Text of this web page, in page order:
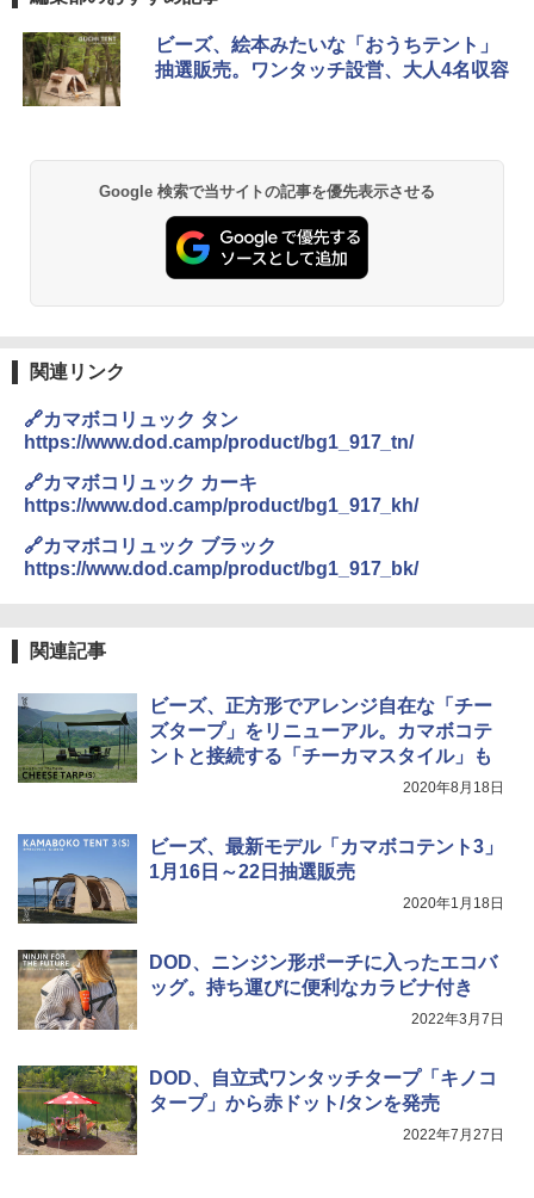
DEWEL パラソル 大型 ビーチ アウトドアパ
ラソル ガーデン サイトシート付 折りたたみ
防水 UVカット 4段階高さ調整 軽量 収納袋付
-08EX カーキ ソロキャンプ ポリエステル フ
レーム テント
￥2,980
ニューエラ New Era キャップ メッシュキャ
ップ 9FORTY AFrame 15226380 NER37C00
94 ストーン ニューエラキャップ 9FORTYA
サーフライダーファウンデーション Surfride
￥4,400
熊撃退スプレー 熊よけスプレー 熊スプレー
【日本企業販売】超強力クマ対策スプレー 30
付き ヒグマ・イノシシ対策 自治体・教育機
関の購入実績 登山・キャンプ・アウトドア・
￥3,680
ビーズ、絵本みたいな「おうちテント」
抽選販売。ワンタッチ設営、大人4名収容
Google 検索で当サイトの記事を優先表示させる
関連リンク
🔗カマボコリュック タン
https://www.dod.camp/product/bg1_917_tn/
🔗カマボコリュック カーキ
https://www.dod.camp/product/bg1_917_kh/
🔗カマボコリュック ブラック
https://www.dod.camp/product/bg1_917_bk/
関連記事
ビーズ、正方形でアレンジ自在な「チー
ズタープ」をリニューアル。カマボコテ
ントと接続する「チーカマスタイル」も
2020年8月18日
ビーズ、最新モデル「カマボコテント3」
1月16日～22日抽選販売
2020年1月18日
DOD、ニンジン形ポーチに入ったエコバ
ッグ。持ち運びに便利なカラビナ付き
2022年3月7日
DOD、自立式ワンタッチタープ「キノコ
タープ」から赤ドット/タンを発売
2022年7月27日